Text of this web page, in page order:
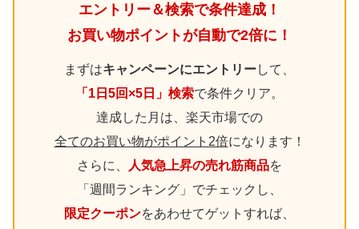
エントリー＆検索で条件達成！
お買い物ポイントが自動で2倍に！
まずはキャンペーンにエントリーして、
「1日5回×5日」検索で条件クリア。
達成した月は、楽天市場での
全てのお買い物がポイント2倍になります！
さらに、
人気急上昇の売れ筋商品を
「週間ランキング」でチェックし、
限定クーポンをあわせてゲットすれば、